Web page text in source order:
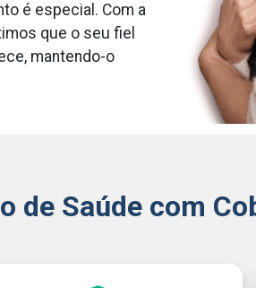
é especial. Com a
que o seu fiel
mantendo-o
de Saúde com